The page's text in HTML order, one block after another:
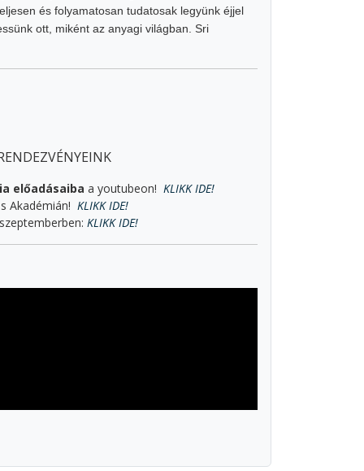
és folyamatosan tudatosak legyünk éjjel
ott, miként az anyagi világban. Sri
előadásaiba a youtubeon! KLIKK IDE!
Akadémián! KLIKK IDE!
KLIKK IDE!